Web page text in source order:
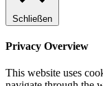
Schließen
Privacy Overview
This website uses